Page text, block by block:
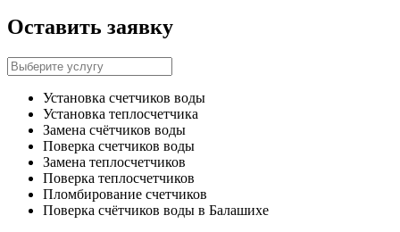
Оставить заявку
Установка счетчиков воды
Установка теплосчетчика
Замена счётчиков воды
Поверка счетчиков воды
Замена теплосчетчиков
Поверка теплосчетчиков
Пломбирование счетчиков
Поверка счётчиков воды в Балашихе